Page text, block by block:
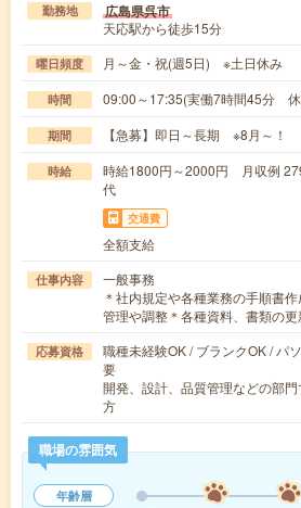
勤務地 広島県呉市
天応駅から徒歩15分
曜日頻度 月～金・祝(週5日) ※土日休み
時間 09:00～17:35(実働7時間45分
期間 【急募】即日～長期 ※8月～！
時給
時給1800円～2000円 月収例
代
交通費
全額支給
仕事内容
一般事務
＊社内規定や各種業務の手順書
管理や調整＊各種資料、書類の
応募資格
職種未経験OK / ブランクOK / パ
要
開発、設計、品質管理などの部
方
職場の雰囲気
年齢層